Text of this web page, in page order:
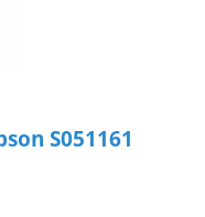
S051161